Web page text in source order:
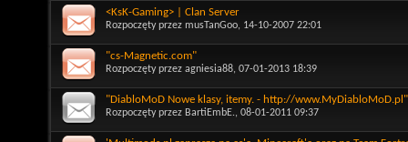
<KsK-Gaming> | Clan Server
Rozpoczęty przez musTanGoo, 14-10-2007 22:01
"cs-Magnetic.com"
Rozpoczęty przez agniesia88, 07-01-2013 18:39
"DiabloMoD Nowe klasy, itemy. - http://www.MyDiabloMoD.pl"
Rozpoczęty przez BartiEmbE., 08-01-2011 09:37